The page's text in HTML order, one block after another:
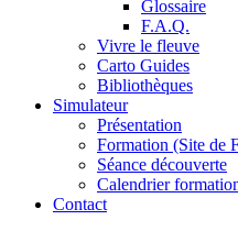
Glossaire
F.A.Q.
Vivre le fleuve
Carto Guides
Bibliothèques
Simulateur
Présentation
Formation (Site de
Séance découverte
Calendrier
Contact